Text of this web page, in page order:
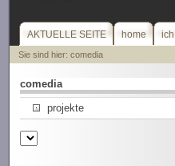
AKTUELLE SEITE home ich
Sie sind hier: comedia
comedia
projekte